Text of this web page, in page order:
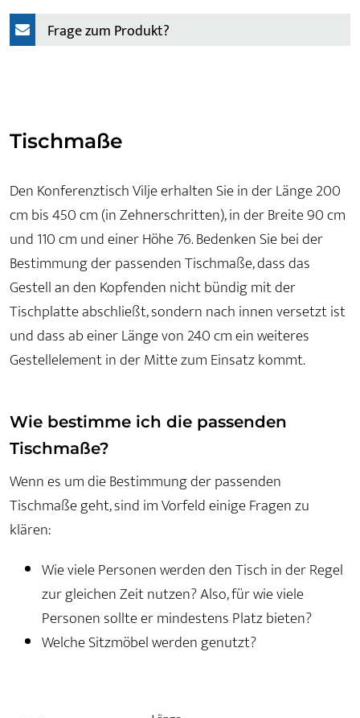
Frage zum Produkt?
Tischmaße
Den Konferenztisch Vilje erhalten Sie in der Länge 200
cm bis 450 cm (in Zehnerschritten), in der Breite 90 cm
und 110 cm und einer Höhe 76. Bedenken Sie bei der
Bestimmung der passenden Tischmaße, dass das
Gestell an den Kopfenden nicht bündig mit der
Tischplatte abschließt, sondern nach innen versetzt ist
und dass ab einer Länge von 240 cm ein weiteres
Gestellelement in der Mitte zum Einsatz kommt.
Wie bestimme ich die passenden
Tischmaße?
Wenn es um die Bestimmung der passenden
Tischmaße geht, sind im Vorfeld einige Fragen zu
klären:
Wie viele Personen werden den Tisch in der Regel
zur gleichen Zeit nutzen? Also, für wie viele
Personen sollte er mindestens Platz bieten?
Welche Sitzmöbel werden genutzt?